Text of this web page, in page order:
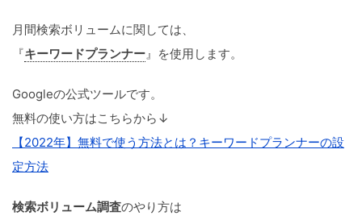
月間検索ボリュームに関しては、
『キーワードプランナー』を使用します。
Googleの公式ツールです。
無料の使い方はこちらから↓
【2022年】無料で使う方法とは？キーワードプランナーの設
定方法
検索ボリューム調査のやり方は